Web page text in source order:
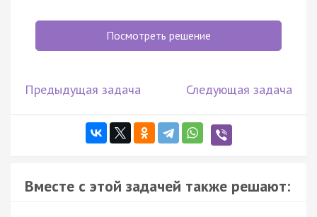
Посмотреть решение
Предыдущая задача Следующая задача
Вместе с этой задачей также решают: